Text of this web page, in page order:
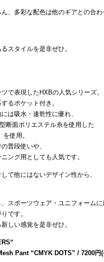
、多彩な配色は他のギアとの合
スタイルを是非ぜひ。
で表現したHXBの人気シリーズ。
るポケット付き。
は吸水・速乾性に優れ、
断面ポリエステル糸を使用した
を使用。
普段使いや、
ング用としても人気です。
て他にはないデザイン性から、
スポーツウェア・ユニフォーム
です。
しい感覚を是非ぜひ。
“
Pant “CMYK DOTS” / 7200円